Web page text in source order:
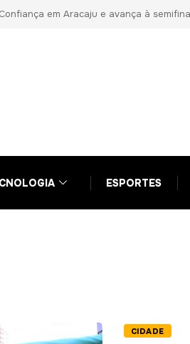
Daniel Vorcaro e aponta vantagens
ESPORTES
CIDADE